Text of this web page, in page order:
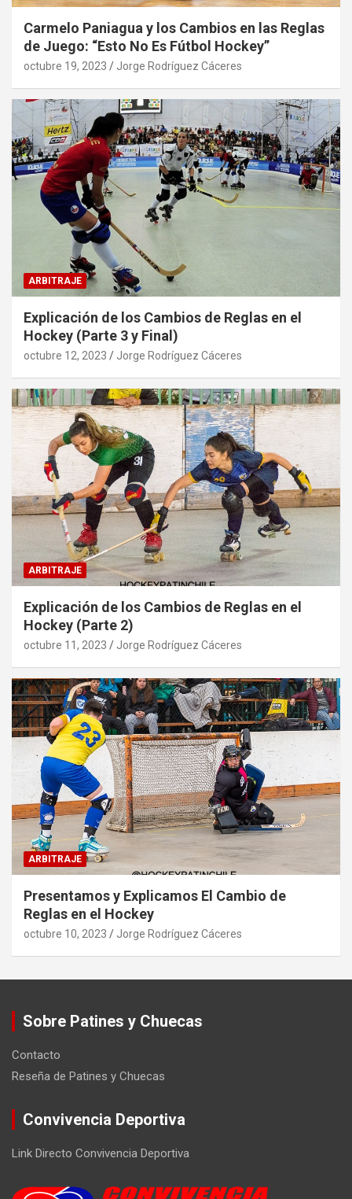
Carmelo Paniagua y los Cambios en las Reglas
de Juego: “Esto No Es Fútbol Hockey”
octubre 19, 2023 Jorge Rodríguez Cáceres
ARBITRAJE
Explicación de los Cambios de Reglas en el
Hockey (Parte 3 y Final)
octubre 12, 2023 Jorge Rodríguez Cáceres
ARBITRAJE
Explicación de los Cambios de Reglas en el
Hockey (Parte 2)
octubre 11, 2023 Jorge Rodríguez Cáceres
ARBITRAJE
Presentamos y Explicamos El Cambio de
Reglas en el Hockey
octubre 10, 2023 Jorge Rodríguez Cáceres
Sobre Patines y Chuecas
Contacto
Reseña de Patines y Chuecas
Convivencia Deportiva
Link Directo Convivencia Deportiva